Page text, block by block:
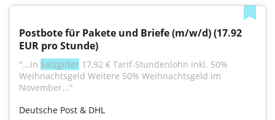
Postbote für Pakete und Briefe (m/w/d) (17.92
EUR pro Stunde)
"...in Salzgitter 17,92 € Tarif-Stundenlohn inkl. 50%
Weihnachtsgeld Weitere 50% Weihnachtsgeld im
November..."
Deutsche Post & DHL